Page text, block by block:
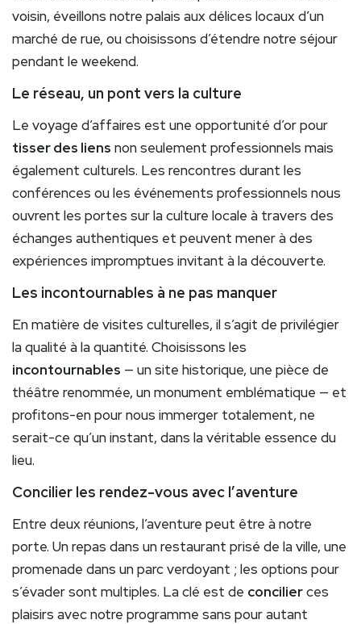
voisin, éveillons notre palais aux délices locaux d’un
marché de rue, ou choisissons d’étendre notre séjour
pendant le weekend.
Le réseau, un pont vers la culture
Le voyage d’affaires est une opportunité d’or pour
tisser des liens non seulement professionnels mais
également culturels. Les rencontres durant les
conférences ou les événements professionnels nous
ouvrent les portes sur la culture locale à travers des
échanges authentiques et peuvent mener à des
expériences impromptues invitant à la découverte.
Les incontournables à ne pas manquer
En matière de visites culturelles, il s’agit de privilégier
la qualité à la quantité. Choisissons les
incontournables — un site historique, une pièce de
théâtre renommée, un monument emblématique — et
profitons-en pour nous immerger totalement, ne
serait-ce qu’un instant, dans la véritable essence du
lieu.
Concilier les rendez-vous avec l’aventure
Entre deux réunions, l’aventure peut être à notre
porte. Un repas dans un restaurant prisé de la ville, une
promenade dans un parc verdoyant ; les options pour
s’évader sont multiples. La clé est de concilierces
plaisirs avec notre programme sans pour autant